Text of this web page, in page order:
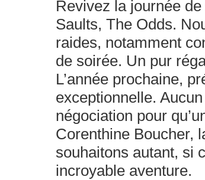
Revivez la journée
Saults, The Odds.
raides, notamment
de soirée. Un pur
L’année prochaine,
exceptionnelle.
négociation pour
Corenthine Boucher,
souhaitons autant, si
incroyable aventure.